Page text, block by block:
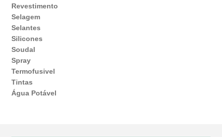
Revestimento
Selagem
Selantes
Silicones
Soudal
Spray
Termofusivel
Tintas
Água Potável